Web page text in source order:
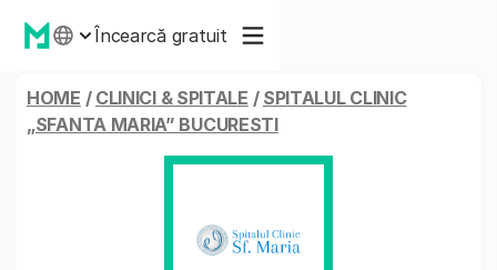
Încearcă gratuit
HOME / CLINICI & SPITALE / SPITALUL CLINIC
„SFANTA MARIA” BUCURESTI